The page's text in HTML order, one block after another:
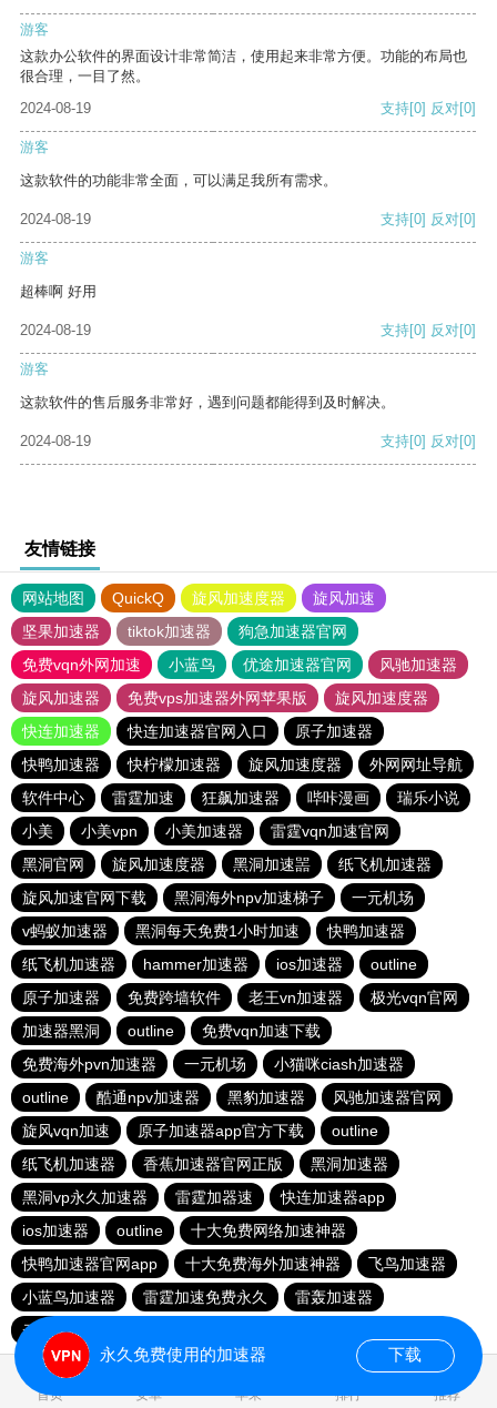
游客
这款办公软件的界面设计非常简洁，使用起来非常方便。功能的布局也
很合理，一目了然。
2024-08-19
支持[0] 反对[0]
游客
这款软件的功能非常全面，可以满足我所有需求。
2024-08-19 支持[0] 反对[0]
游客
超棒啊 好用
2024-08-19 支持[0] 反对[0]
游客
这款软件的售后服务非常好，遇到问题都能得到及时解决。
2024-08-19 支持[0] 反对[0]
友情链接
网站地图 QuickQ 旋风加速度器
旋风加速
坚果加速器
tiktok加速器
狗急加速器官网
免费vqn外网加速
小蓝鸟 优途加速器官网
风驰加速器
旋风加速器
免费vps加速器外网苹果版
旋风加速度器
快连加速器
快连加速器官网入口
原子加速器
快鸭加速器
快柠檬加速器 旋风加速度器
外网网址导航
软件中心
雷霆加速 狂飙加速器 哔咔漫画
瑞乐小说
小美
小美vpn 小美加速器
雷霆vqn加速官网
黑洞官网
旋风加速度器 黑洞加速噐
纸飞机加速器
旋风加速官网下载
黑洞海外npv加速梯子
一元机场
v蚂蚁加速器
黑洞每天免费1小时加速
快鸭加速器
纸飞机加速器
hammer加速器 ios加速器
outline
原子加速器
免费跨墙软件 老王vn加速器
极光vqn官网
加速器黑洞
outline
免费vqn加速下载
免费海外pvn加速器
一元机场
小猫咪ciash加速器
outline
酷通npv加速器 黑豹加速器
风驰加速器官网
旋风vqn加速
原子加速器app官方下载
outline
纸飞机加速器
香蕉加速器官网正版
黑洞加速器
黑洞vp永久加速器
雷霆加器速
快连加速器app
ios加速器
outline
十大免费网络加速神器
快鸭加速器官网app
十大免费海外加速神器
飞鸟加速器
小蓝鸟加速器
雷霆加速免费永久
雷轰加速器
云帆加速器
首页 安卓 苹果 排行 推荐
永久免费使用的加速器 下载
0.024585s